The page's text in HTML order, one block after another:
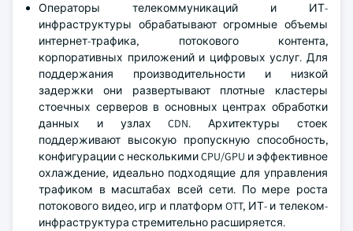
Операторы телекоммуникаций и ИТ-
инфраструктуры обрабатывают огромные объемы
интернет-трафика, потокового контента,
корпоративных приложений и цифровых услуг. Для
поддержания производительности и низкой
задержки они развертывают плотные кластеры
стоечных серверов в основных центрах обработки
данных и узлах CDN. Архитектуры стоек
поддерживают высокую пропускную способность,
конфигурации с несколькими CPU/GPU и эффективное
охлаждение, идеально подходящие для управления
трафиком в масштабах всей сети. По мере роста
потокового видео, игр и платформ OTT, ИТ- и телеком-
инфраструктура стремительно расширяется.